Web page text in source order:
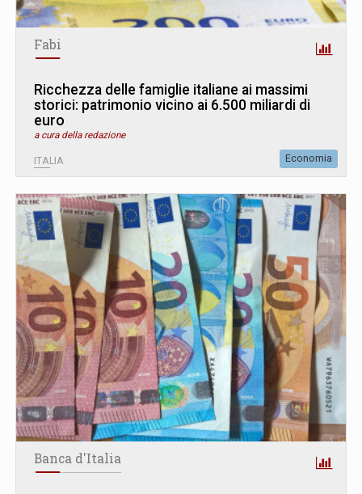
Fabi
Ricchezza delle famiglie italiane ai massimi
storici: patrimonio vicino ai 6.500 miliardi di
euro
a cura della redazione
ITALIA Economia
Banca d'Italia